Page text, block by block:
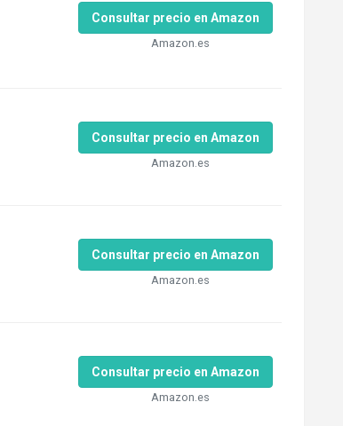
Consultar precio en Amazon
Amazon.es
Consultar precio en Amazon
Amazon.es
Consultar precio en Amazon
Amazon.es
Consultar precio en Amazon
Amazon.es